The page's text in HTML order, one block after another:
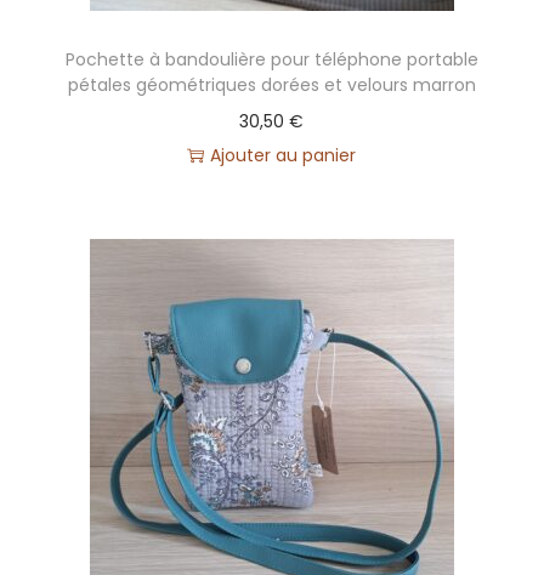
Pochette à bandoulière pour téléphone portable
pétales géométriques dorées et velours marron
30,50€
Ajouter au panier